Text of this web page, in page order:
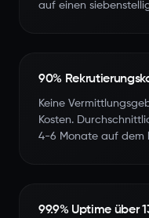
auf einen
90%
Keine
Kosten.
4-6 Monate auf dem
99.9% Uptime über